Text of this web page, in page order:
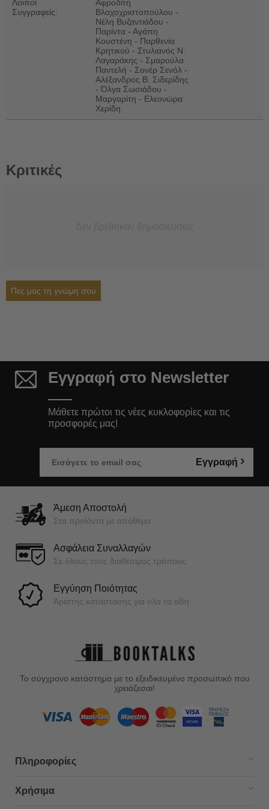
Λοιποί
Συγγραφείς:
Αφροδίτη
Βλαχοχριστοπούλου -
Νέλη Βυζαντιάδου -
Παρίντα - Αγάπη
Κουστένη - Παρθενία
Κρητικού - Στυλιανός Ν.
Λαγαράκης - Σμαρούλα
Παντελή - Σονέρ Σενόλ -
Αλέξανδρος Β. Σιδερίδης
- Όλγα Σωσιάδου -
Μαργαρίτη - Ελεονώρα
Χερίδη
Κριτικές
Πες μας τη γνώμη σου
Εγγραφή στο Newsletter
Μάθετε πρώτοι τις νέες κυκλοφορίες και τις
προσφορές μας!
Εγγραφή
Άμεση Αποστολή
Στα προϊόντα με απόθεμα
Ασφάλεια Συναλλαγών
Σε όλους τους διαθέσιμος τρόπους
Εγγύηση Ποιότητας
Άριστης κατάστασης για όλα τα είδη
Το σύγχρονο κατάστημα με το εξειδικευμένο προσωπικό που
χρειάζεσαι!
Πληροφορίες
Χρήσιμα